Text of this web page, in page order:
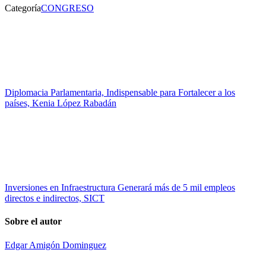
CategoríaCONGRESO
Diplomacia Parlamentaria, Indispensable para Fortalecer a los
países, Kenia López Rabadán
Inversiones en Infraestructura Generará más de 5 mil empleos
directos e indirectos, SICT
Sobre el autor
Edgar Amigón Dominguez